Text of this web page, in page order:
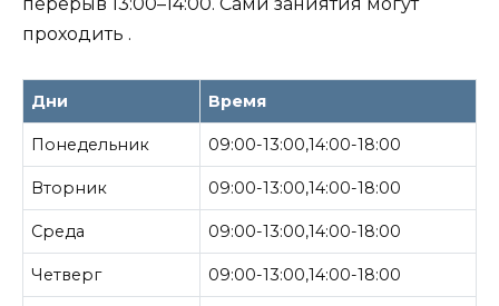
проходить .
Дни Время
Понедельник 09:00-13:00,14:00-18:00
Вторник 09:00-13:00,14:00-18:00
Среда 09:00-13:00,14:00-18:00
Четверг 09:00-13:00,14:00-18:00